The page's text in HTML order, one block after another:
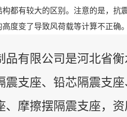
构都有较大的区别。注意的是，抗
度变了导致风荷载等计算不正确
品有限公司是河北省
震支座、铅芯隔震支
、摩擦摆隔震支座，